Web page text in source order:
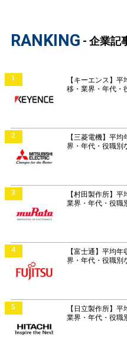
RANKING - 企業記
1
【キーエンス】
移・業界・年代・
2
【三菱電機】平
界・年代・役職別
3
【村田製作所】
業界・年代・役職
4
【富士通】平均
界・年代・役職別
5
【日立製作所】
業界・年代・役職